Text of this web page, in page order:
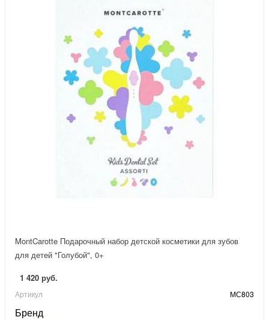
MontCarotte Подарочный набор детской косметики для зубов
для детей "Голубой", 0+
1 420 руб.
Артикул МС803
Бренд